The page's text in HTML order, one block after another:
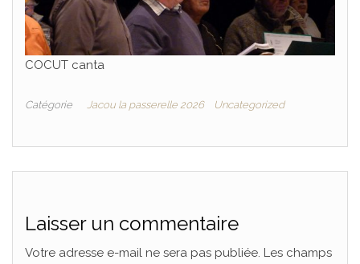
COCUT canta
Catégorie Jacou la passerelle 2026 Uncategorized
Laisser un commentaire
Votre adresse e-mail ne sera pas publiée. Les champs